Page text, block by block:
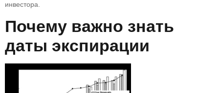
инвестора.
Почему важно знать
даты экспирации